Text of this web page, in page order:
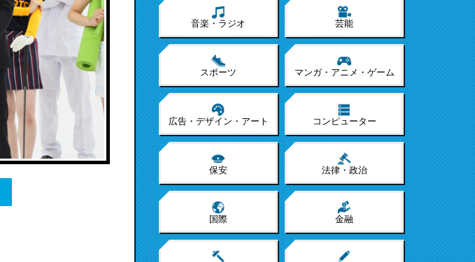
音楽・ラジオ 芸能
スポーツ マンガ・アニメ・ゲーム
広告・デザイン・アート コンピューター
保安 法律・政治
国際 金融